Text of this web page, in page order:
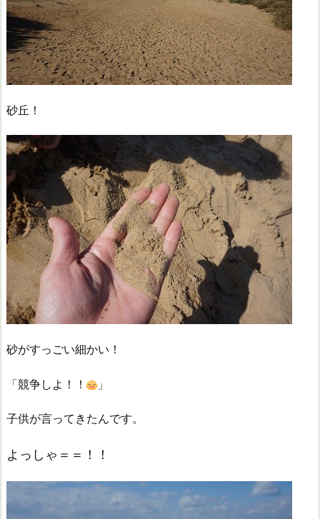
砂丘！
砂がすっごい細かい！
「競争しよ！！ 」
子供が言ってきたんです。
よっしゃ＝＝！！